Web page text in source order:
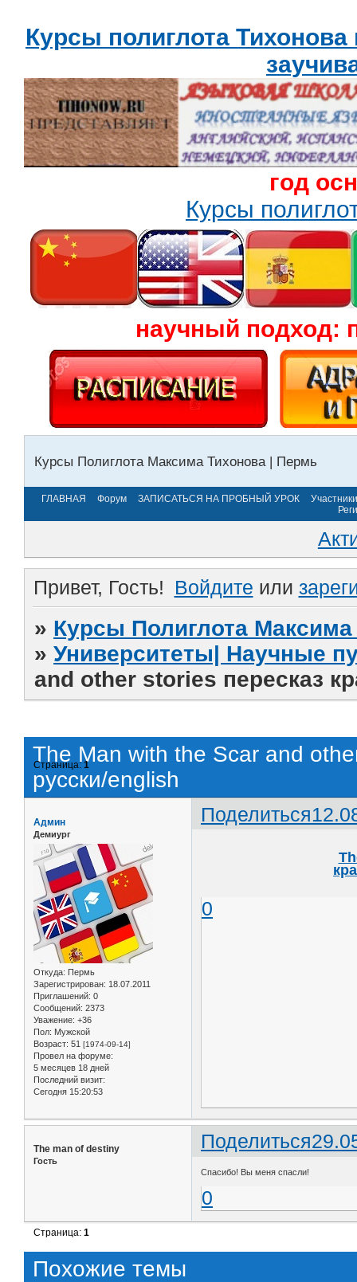
Курсы полиглота
год
Курсы
научный подход:
Курсы Полиглота Максима Тихонова | Пермь
ГЛАВНАЯ Форум ЗАПИСАТЬСЯ НА ПРОБНЫЙ УРОК
Участники
Привет, Гость! Войдите или
» Курсы Полиглота
»Университеты| Научные
and other stories пересказ
The Man with the Scar and
русски/english
Страница:1
Поделиться
Админ
Демиург
Откуда: Пермь
Зарегистрирован: 18.07.2011
Приглашений: 0
Сообщений: 2373
Уважение: +36
Пол: Мужской
Возраст: 51 [1974-09-14]
Провел на форуме:
5 месяцев 18 дней
Последний визит:
Сегодня 15:20:53
0
Поделиться
The man of destiny
Гость
Спасибо! Вы меня спасли!
0
Страница:1
Похожие темы